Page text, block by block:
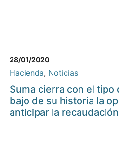
28/01/2020
Hacienda, Noticias
Suma cierra con el tipo
bajo de su historia la
anticipar la